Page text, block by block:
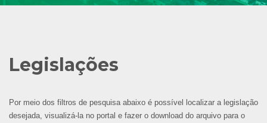
Legislações
Por meio dos filtros de pesquisa abaixo é possível localizar a legislação
desejada, visualizá-la no portal e fazer o download do arquivo para o